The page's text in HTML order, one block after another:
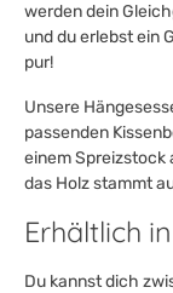
werden dein
und du erlebst ein
pur!
Unsere
passenden
einem Spreizstock
das Holz stammt
Erhältlich
Du kannst dich